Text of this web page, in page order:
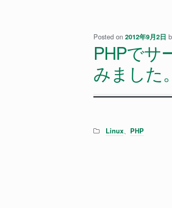
Posted on2012年9月2日
PHPでサ
みました。
Categories:
Linux、 PHP